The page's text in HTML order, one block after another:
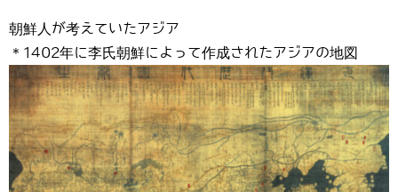
朝鮮人が考えていたアジア
＊1402年に李氏朝鮮によって作成されたアジアの地図